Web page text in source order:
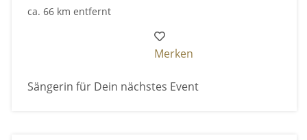
ca. 66 km entfernt
Merken
Sängerin für Dein nächstes Event